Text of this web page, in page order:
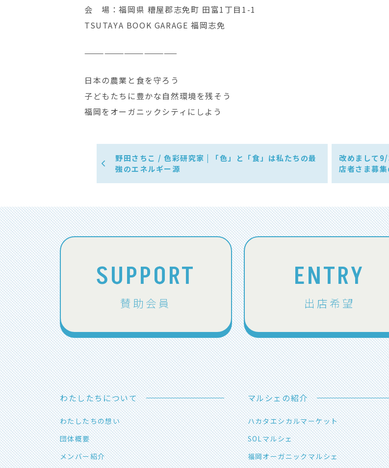
会 場：福岡県 糟屋郡志免町 田富1丁目1-1
TSUTAYA BOOK GARAGE 福岡志免
——————————————
日本の農業と食を守ろう ‍
子どもたちに豊かな自然環境を残そう
福岡をオーガニックシティにしよう
野田さちこ / 色彩研究家 | 「色」と「食」は私たちの最
強のエネルギー源
改めまして
店者さま募
SUPPORT
賛助会員
ENTRY
出店希望
わたしたちについて
わたしたちの想い
団体概要
メンバー紹介
マルシェの紹介
ハカタエシカルマーケット
SOLマルシェ
福岡オーガニックマルシェ